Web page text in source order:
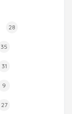
28
35
31
9
27